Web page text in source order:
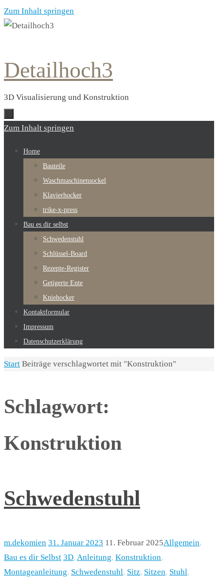
Zum Inhalt springen
Detailhoch3
3D Visualisierung und Konstruktion
Zum Inhalt springen
Home
Bauteile
Waschmaschinensockel
Klavierhocker
trike-x-press
Bau es dir selbst
Schwedenstuhl
Schlüssel-Board
Rezepte-Register
Getigerte Ente
Kniehocker
Kontaktformular
Impressum
Datenschutzerklärung
Start Beiträge verschlagwortet mit "Konstruktion"
Schlagwort:
Konstruktion
Schwedenstuhl
m.dekomien 31. Januar 2023 11. Februar 2025Allgemein,
Bau es dir Selbst 3D, Anleitung, Konstruktion,
Montageanleitung, Schwedenstuhl, Sitz, Sitzen, Stuhl,